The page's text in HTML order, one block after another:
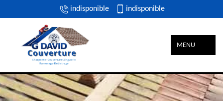
indisponible indisponible
MENU